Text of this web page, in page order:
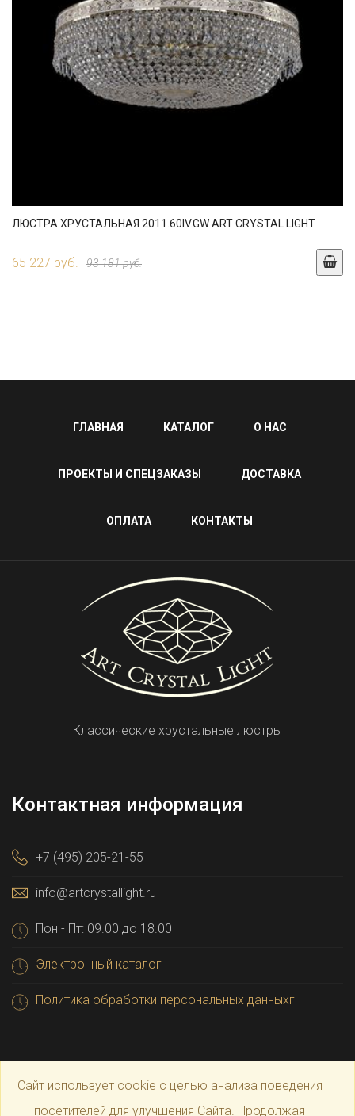
ЛЮСТРА ХРУСТАЛЬНАЯ 2011.60IV.GW ART CRYSTAL LIGHT
65 227 руб. 93 181 руб.
ГЛАВНАЯ КАТАЛОГ О НАС
ПРОЕКТЫ И СПЕЦЗАКАЗЫ ДОСТАВКА
ОПЛАТА КОНТАКТЫ
Классические хрустальные люстры
Контактная информация
+7 (495) 205-21-55
info@artcrystallight.ru
Пон - Пт: 09.00 до 18.00
Электронный каталог
Политика обработки персональных данныхг
Сайт использует cookie с целью анализа поведения
посетителей для улучшения Сайта. Продолжая